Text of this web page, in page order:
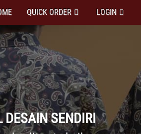
QUICK ORDER LOGIN
SENDIRI